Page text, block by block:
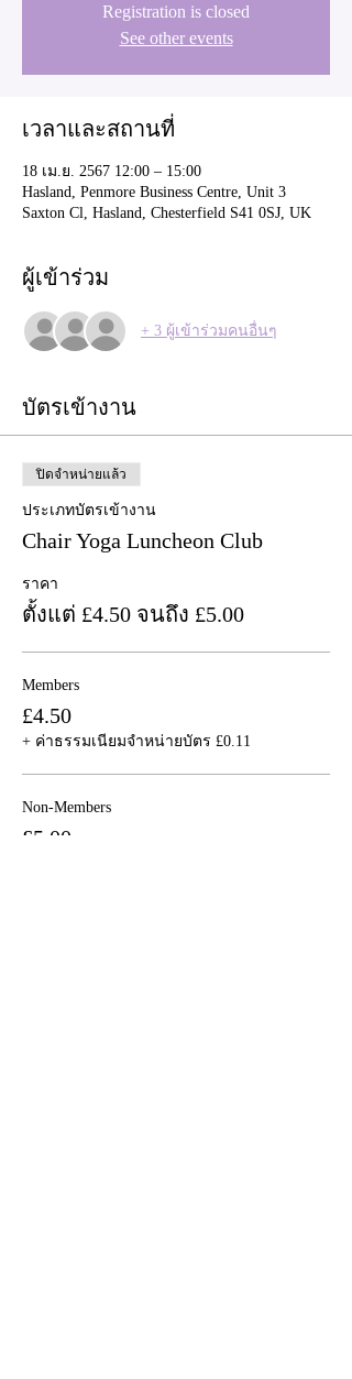
Registration is closed
See other events
เวลาและสถานที่
18 เม.ย. 2567 12:00 – 15:00
Hasland, Penmore Business Centre, Unit 3
Saxton Cl, Hasland, Chesterfield S41 0SJ, UK
ผู้เข้าร่วม
+ 3 ผู้เข้าร่วมคนอื่นๆ
บัตรเข้างาน
ปิดจำหน่ายแล้ว
ประเภทบัตรเข้างาน
Chair Yoga Luncheon Club
ราคา
ตั้งแต่ £4.50 จนถึง £5.00
Members
£4.50
+ ค่าธรรมเนียมจำหน่ายบัตร £0.11
Non-Members
£5.00